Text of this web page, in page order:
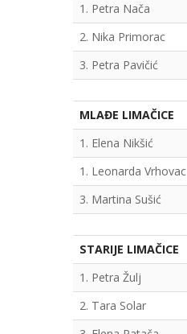
1. Petra Nača
2. Nika Primorac
3. Petra Pavičić
MLAĐE LIMAČICE
1. Elena Nikšić
1. Leonarda Vrhovac
3. Martina Sušić
STARIJE LIMAČICE
1. Petra Žulj
2. Tara Solar